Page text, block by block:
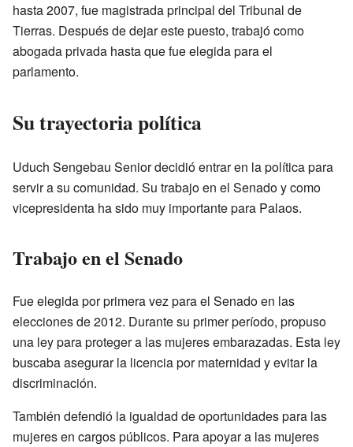
hasta 2007, fue magistrada principal del Tribunal de
Tierras. Después de dejar este puesto, trabajó como
abogada privada hasta que fue elegida para el
parlamento.
Su trayectoria política
Uduch Sengebau Senior decidió entrar en la política para
servir a su comunidad. Su trabajo en el Senado y como
vicepresidenta ha sido muy importante para Palaos.
Trabajo en el Senado
Fue elegida por primera vez para el Senado en las
elecciones de 2012. Durante su primer período, propuso
una ley para proteger a las mujeres embarazadas. Esta ley
buscaba asegurar la licencia por maternidad y evitar la
discriminación.
También defendió la igualdad de oportunidades para las
mujeres en cargos públicos. Para apoyar a las mujeres